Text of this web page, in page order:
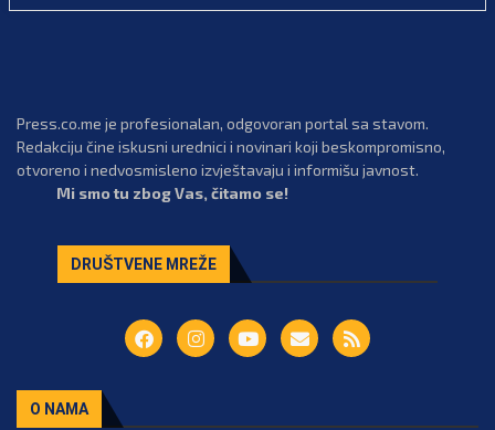
Press.co.me je profesionalan, odgovoran portal sa stavom.
Redakciju čine iskusni urednici i novinari koji beskompromisno,
otvoreno i nedvosmisleno izvještavaju i informišu javnost.
Mi smo tu zbog Vas, čitamo se!
DRUŠTVENE MREŽE
O NAMA